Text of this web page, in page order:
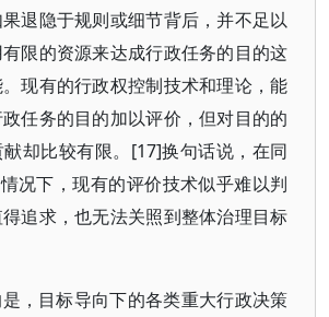
退隐于规则或细节背后，并不足以
限的资源来达成行政任务的目的这
现有的行政权控制技术和理论，能
任务的目的加以评价，但对目的的
却比较有限。[17]换句话说，在同
况下，现有的评价技术似乎难以判
追求，也无法关照到整体治理目标
，目标导向下的各类重大行政决策